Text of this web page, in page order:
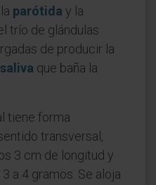
parótida y la
trío de glándulas
de producir la
saliva que baña la
tiene forma
transversal,
3 cm de longitud y
a 4 gramos. Se aloja